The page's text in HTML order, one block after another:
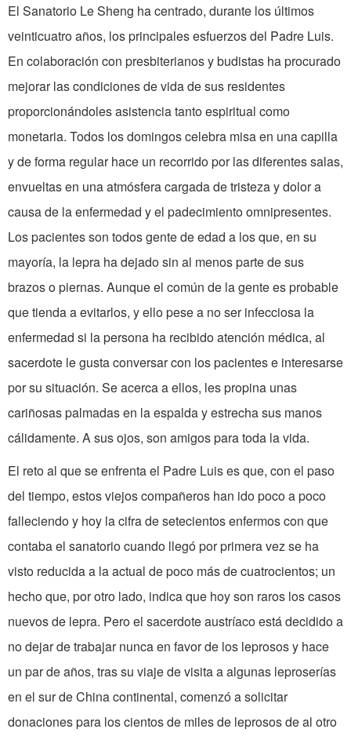
El Sanatorio Le Sheng ha centrado, durante los últimos
veinticuatro años, los principales esfuerzos del Padre Luis.
En colaboración con presbiterianos y budistas ha procurado
mejorar las condiciones de vida de sus residentes
proporcionándoles asistencia tanto espiritual como
monetaria. Todos los domingos celebra misa en una capilla
y de forma regular hace un recorrido por las diferentes salas,
envueltas en una atmósfera cargada de tristeza y dolor a
causa de la enfermedad y el padecimiento omnipresentes.
Los pacientes son todos gente de edad a los que, en su
mayoría, la lepra ha dejado sin al menos parte de sus
brazos o piernas. Aunque el común de la gente es probable
que tienda a evitarlos, y ello pese a no ser infecciosa la
enfermedad si la persona ha recibido atención médica, al
sacerdote le gusta conversar con los pacientes e interesarse
por su situación. Se acerca a ellos, les propina unas
cariñosas palmadas en la espalda y estrecha sus manos
cálidamente. A sus ojos, son amigos para toda la vida.
El reto al que se enfrenta el Padre Luis es que, con el paso
del tiempo, estos viejos compañeros han ido poco a poco
falleciendo y hoy la cifra de setecientos enfermos con que
contaba el sanatorio cuando llegó por primera vez se ha
visto reducida a la actual de poco más de cuatrocientos; un
hecho que, por otro lado, indica que hoy son raros los casos
nuevos de lepra. Pero el sacerdote austríaco está decidido a
no dejar de trabajar nunca en favor de los leprosos y hace
un par de años, tras su viaje de visita a algunas leproserías
en el sur de China continental, comenzó a solicitar
donaciones para los cientos de miles de leprosos de al otro